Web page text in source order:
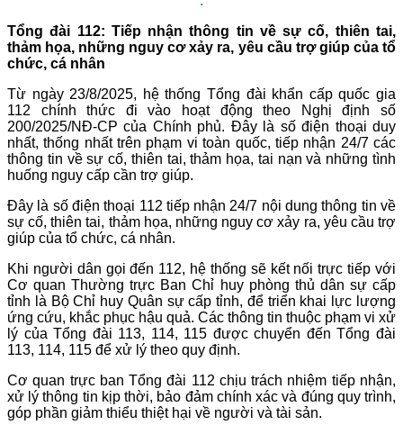
Tổng đài 112: Tiếp nhận thông tin về sự cố, thiên tai,
thảm họa, những nguy cơ xảy ra, yêu cầu trợ giúp của tổ
chức, cá nhân
Từ ngày 23/8/2025, hệ thống Tổng đài khẩn cấp quốc gia
112 chính thức đi vào hoạt động theo Nghị định số
200/2025/NĐ-CP của Chính phủ. Đây là số điện thoại duy
nhất, thống nhất trên phạm vi toàn quốc, tiếp nhận 24/7 các
thông tin về sự cố, thiên tai, thảm họa, tai nạn và những tình
huống nguy cấp cần trợ giúp.
Đây là số điện thoại 112 tiếp nhận 24/7 nội dung thông tin về
sự cố, thiên tai, thảm họa, những nguy cơ xảy ra, yêu cầu trợ
giúp của tổ chức, cá nhân.
Khi người dân gọi đến 112, hệ thống sẽ kết nối trực tiếp với
Cơ quan Thường trực Ban Chỉ huy phòng thủ dân sự cấp
tỉnh là Bộ Chỉ huy Quân sự cấp tỉnh, để triển khai lực lượng
ứng cứu, khắc phục hậu quả. Các thông tin thuộc phạm vi xử
lý của Tổng đài 113, 114, 115 được chuyển đến Tổng đài
113, 114, 115 để xử lý theo quy định.
Cơ quan trực ban Tổng đài 112 chịu trách nhiệm tiếp nhận,
xử lý thông tin kịp thời, bảo đảm chính xác và đúng quy trình,
góp phần giảm thiểu thiệt hại về người và tài sản.